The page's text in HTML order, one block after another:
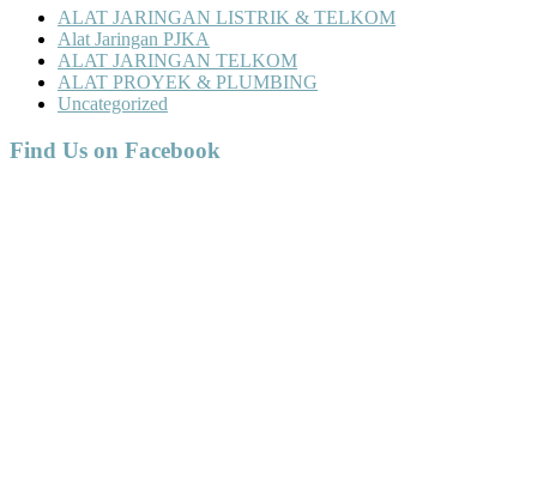
ALAT JARINGAN LISTRIK & TELKOM
Alat Jaringan PJKA
ALAT JARINGAN TELKOM
ALAT PROYEK & PLUMBING
Uncategorized
Find Us on Facebook